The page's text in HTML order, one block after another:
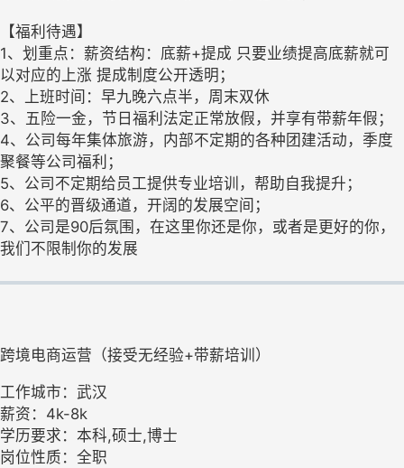
【福利待遇】
1、划重点：薪资结构：底薪+提成 只要业绩提高底薪就可
以对应的上涨 提成制度公开透明；
2、上班时间：早九晚六点半，周末双休
3、五险一金，节日福利法定正常放假，并享有带薪年假；
4、公司每年集体旅游，内部不定期的各种团建活动，季度
聚餐等公司福利；
5、公司不定期给员工提供专业培训，帮助自我提升；
6、公平的晋级通道，开阔的发展空间；
7、公司是90后氛围，在这里你还是你，或者是更好的你，
我们不限制你的发展
跨境电商运营（接受无经验+带薪培训）
工作城市：武汉
薪资：4k-8k
学历要求：本科,硕士,博士
岗位性质：全职